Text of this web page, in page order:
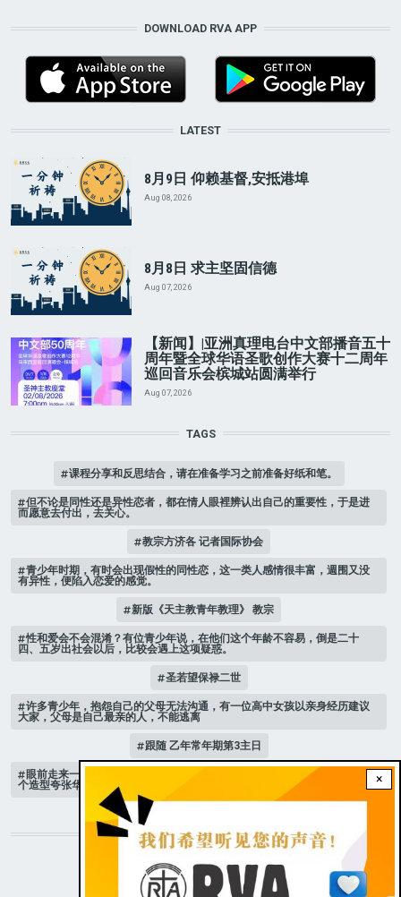
×
DOWNLOAD RVA APP
LATEST
8月9日 仰赖基督,安抵港埠
Aug 08, 2026
8月8日 求主坚固信德
Aug 07, 2026
【新闻】|亚洲真理电台中文部播音五十
周年暨全球华语圣歌创作大赛十二周年
巡回音乐会槟城站圆满举行
Aug 07, 2026
TAGS
课程分享和反思结合，请在准备学习之前准备好纸和笔。
但不论是同性还是异性恋者，都在情人眼裡辨认出自己的重要性，于是进
而愿意去付出，去关心。
教宗方济各 记者国际协会
青少年时期，有时会出现假性的同性恋，这一类人感情很丰富，週围又没
有异性，便陷入恋爱的感觉。
新版《天主教青年教理》 教宗
性和爱会不会混淆？有位青少年说，在他们这个年龄不容易，倒是二十
四、五岁出社会以后，比较会遇上这项疑惑。
圣若望保禄二世
许多青少年，抱怨自己的父母无法沟通，有一位高中女孩以亲身经历建议
大家，父母是自己最亲的人，不能逃离
跟随 乙年常年期第3主日
眼前走来一位魔女，可爱的妖媚中带点邪恶，身上穿著宫廷的小丑服，整
个造型夸张华丽，非常特殊。
STAY CONNECTED WITH US!